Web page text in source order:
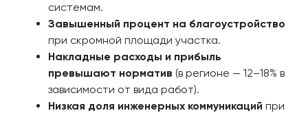
системам.
Завышенный процент на благоустройство
при скромной площади участка.
Накладные расходы и прибыль
превышают норматив (в регионе — 12–18% в
зависимости от вида работ).
Низкая доля инженерных коммуникаций при